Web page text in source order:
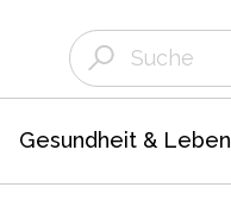
Gesundheit & Leben